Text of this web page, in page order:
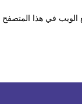
في هذا المتصفح